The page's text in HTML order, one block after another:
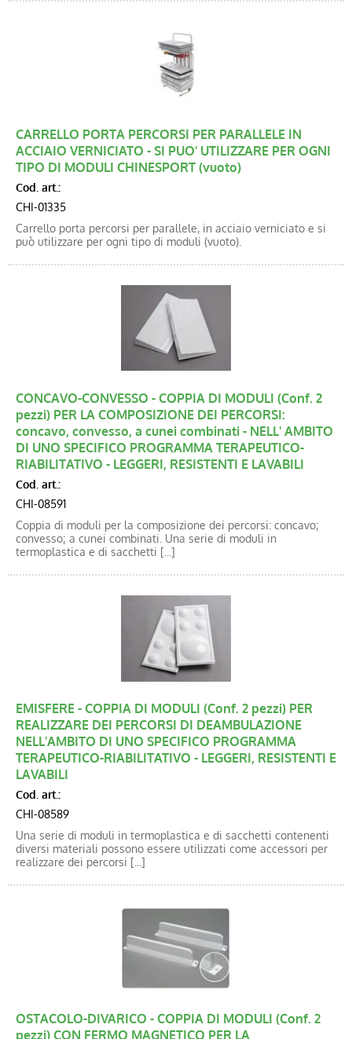
CARRELLO PORTA PERCORSI PER PARALLELE IN
ACCIAIO VERNICIATO - SI PUO' UTILIZZARE PER OGNI
TIPO DI MODULI CHINESPORT (vuoto)
Cod. art.:
CHI-01335
Carrello porta percorsi per parallele, in acciaio verniciato e si
può utilizzare per ogni tipo di moduli (vuoto).
CONCAVO-CONVESSO - COPPIA DI MODULI (Conf. 2
pezzi) PER LA COMPOSIZIONE DEI PERCORSI:
concavo, convesso, a cunei combinati - NELL' AMBITO
DI UNO SPECIFICO PROGRAMMA TERAPEUTICO-
RIABILITATIVO - LEGGERI, RESISTENTI E LAVABILI
Cod. art.:
CHI-08591
Coppia di moduli per la composizione dei percorsi: concavo;
convesso; a cunei combinati. Una serie di moduli in
termoplastica e di sacchetti [...]
EMISFERE - COPPIA DI MODULI (Conf. 2 pezzi) PER
REALIZZARE DEI PERCORSI DI DEAMBULAZIONE
NELL'AMBITO DI UNO SPECIFICO PROGRAMMA
TERAPEUTICO-RIABILITATIVO - LEGGERI, RESISTENTI E
LAVABILI
Cod. art.:
CHI-08589
Una serie di moduli in termoplastica e di sacchetti contenenti
diversi materiali possono essere utilizzati come accessori per
realizzare dei percorsi [...]
OSTACOLO-DIVARICO - COPPIA DI MODULI (Conf. 2
pezzi) CON FERMO MAGNETICO PER LA